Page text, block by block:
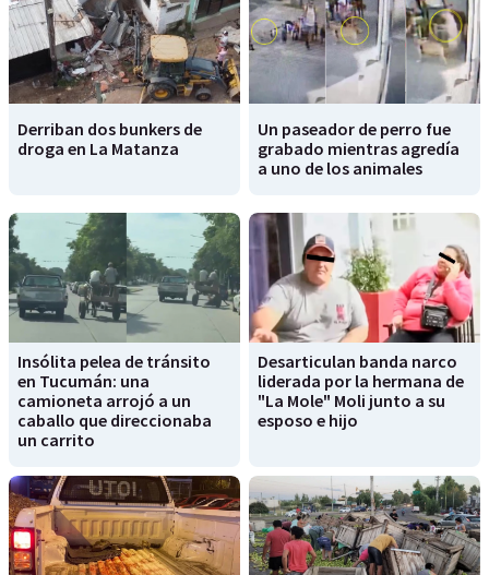
Derriban dos bunkers de
droga en La Matanza
Un paseador de perro fue
grabado mientras agredía
a uno de los animales
Insólita pelea de tránsito
en Tucumán: una
camioneta arrojó a un
caballo que direccionaba
un carrito
Desarticulan banda narco
liderada por la hermana de
"La Mole" Moli junto a su
esposo e hijo